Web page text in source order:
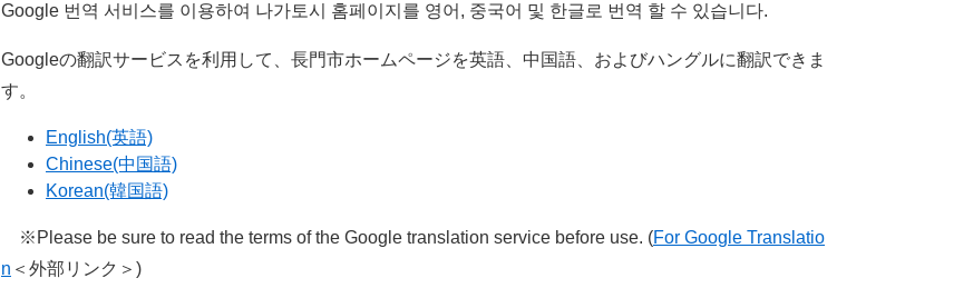
Google 번역 서비스를 이용하여 나가토시 홈페이지를 영어, 중국어 및 한글로 번역 할 수 있습니다.
Googleの翻訳サービスを利用して、長門市ホームページを英語、中国語、およびハングルに翻訳できま
す。
English(英語)
Chinese(中国語)
Korean(韓国語)
※Please be sure to read the terms of the Google translation service before use. (For Google Translatio
n ＜外部リンク＞ )